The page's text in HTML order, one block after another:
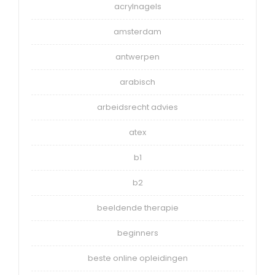
acrylnagels
amsterdam
antwerpen
arabisch
arbeidsrecht advies
atex
b1
b2
beeldende therapie
beginners
beste online opleidingen